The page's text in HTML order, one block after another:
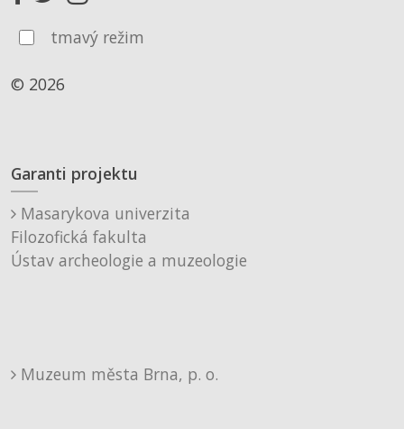
tmavý režim
© 2026
Garanti projektu
Masarykova univerzita
Filozofická fakulta
Ústav archeologie a muzeologie
Muzeum města Brna, p. o.